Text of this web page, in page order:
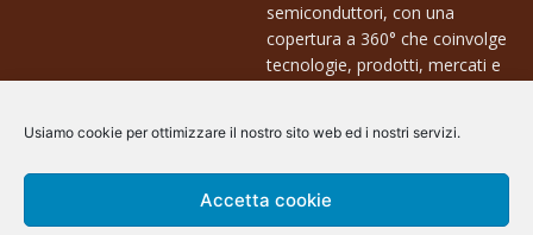
Usiamo cookie per ottimizzare il nostro sito web ed i nostri servizi.
Accetta cookie
semiconduttori, con una
copertura a 360° che coinvolge
tecnologie, prodotti, mercati e
Contatti:
info@arscommunication.it